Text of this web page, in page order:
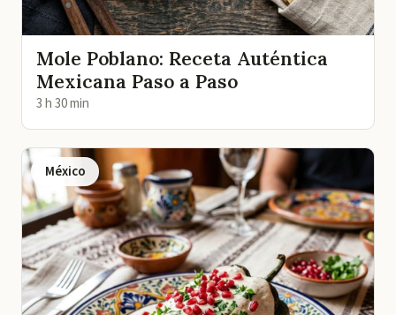
Mole Poblano: Receta Auténtica
Mexicana Paso a Paso
3 h 30 min
México